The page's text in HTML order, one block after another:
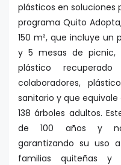
plásticos en soluciones
programa Quito
150 m², que incluye un
y 5 mesas de picnic,
plástico
colaboradores,
sanitario y que equivale
138 árboles adultos.
de 100 años y no
garantizando su uso
familias quiteñas y